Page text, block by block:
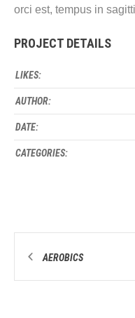
orci est, tempus in
PROJECT DETAILS
LIKES:
AUTHOR:
DATE:
CATEGORIES:
AEROBICS